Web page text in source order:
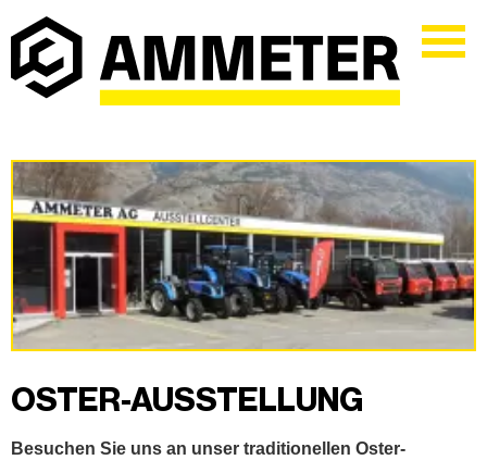
OSTER-AUSSTELLUNG
Besuchen Sie uns an unser traditionellen Oster-